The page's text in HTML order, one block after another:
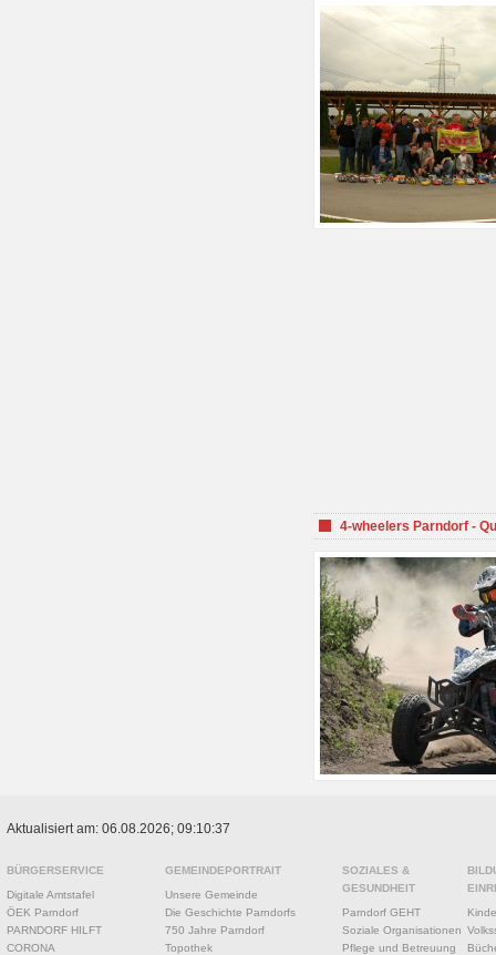
4-wheelers Parndorf -
Aktualisiert am: 06.08.2026; 09:10:37
BÜRGERSERVICE
Digitale Amtstafel
ÖEK Parndorf
PARNDORF HILFT
CORONA
GEMEINDEPORTRAIT
Unsere Gemeinde
Die Geschichte Parndorfs
750 Jahre Parndorf
Topothek
SOZIALES &
GESUNDHEIT
Parndorf GEHT
Soziale Organisationen
Pflege und Betreuung